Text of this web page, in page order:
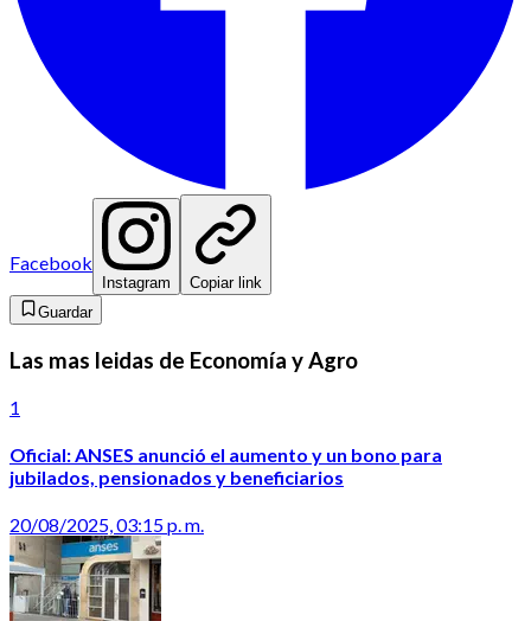
Facebook
Instagram
Copiar link
Guardar
Las mas leidas de Economía y Agro
1
Oficial: ANSES anunció el aumento y un bono para
jubilados, pensionados y beneficiarios
20/08/2025, 03:15 p. m.